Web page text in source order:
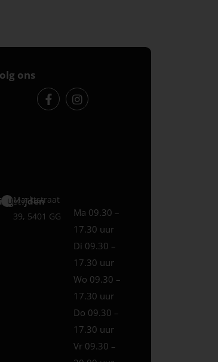
ons
Uden
Marktstraat
39, 5401 GG
Ma 09.30 –
17.30 uur
Di 09.30 –
17.30 uur
Wo 09.30 –
17.30 uur
Do 09.30 –
17.30 uur
Vr 09.30 –